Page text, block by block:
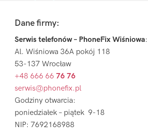
FooterDane firmy:
Serwis telefonów – PhoneFix Wiśniowa:
Al. Wiśniowa 36A pokój 118
53-137 Wrocław
+48 666 66 76 76
serwis@phonefix.pl
Godziny otwarcia:
poniedziałek – piątek 9-18
NIP: 7692168988